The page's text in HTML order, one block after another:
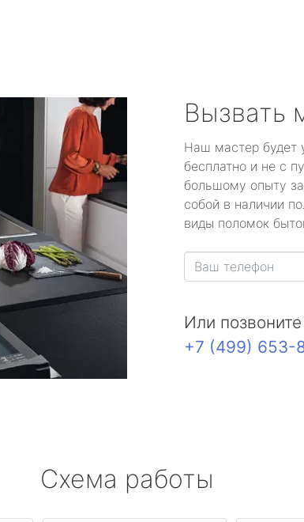
Вызвать
Наш мастер будет
бесплатно и не с
большому опыту
собой в наличии
виды поломок
Или
+7 (499) 653-
Схема работы